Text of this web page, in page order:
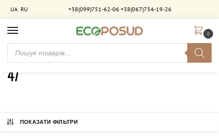
UA RU +38(099)751-62-06 +38(067)754-19-26
0
Головна / Товар Діаметр дна (мм)
47
ПОКАЗАТИ ФІЛЬТРИ